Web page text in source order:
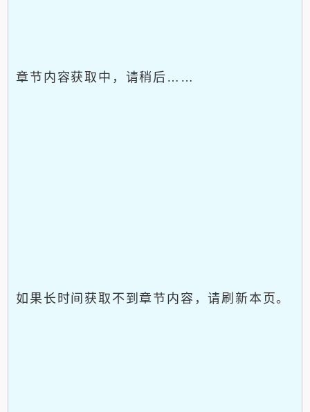
章节内容获取中，请稍后……
如果长时间获取不到章节内容，请刷新本页。